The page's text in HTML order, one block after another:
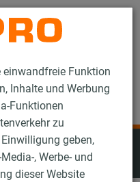
einwandfreie Funktion
Inhalte und Werbung
Funktionen
zu
geben,
, Werbe- und
dieser Website
Kontakt
für die